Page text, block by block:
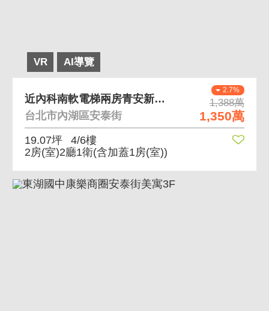
VR AI導覽
2.7%
1,388萬
1,350萬
近內科南軟電梯兩房青安新婚首購首選 首購族 新婚夫
台北市內湖區安泰街
19.07坪
4/6樓
2房(室)2廳1衛(含加蓋1房(室))